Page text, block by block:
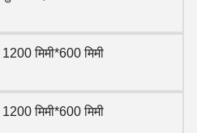
1200 मिमी*600 मिमी
1200 मिमी*600 मिमी